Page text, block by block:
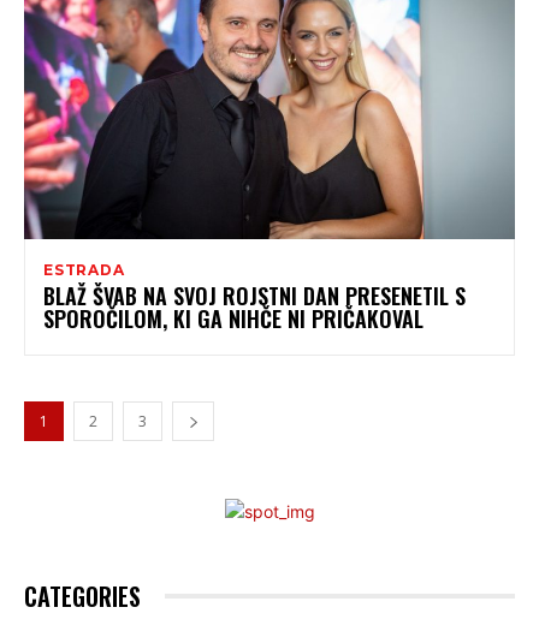
ESTRADA
BLAŽ ŠVAB NA SVOJ ROJSTNI DAN PRESENETIL S
SPOROČILOM, KI GA NIHČE NI PRIČAKOVAL
1 2 3
CATEGORIES